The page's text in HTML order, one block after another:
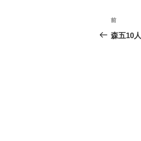
投
稿
前
の
前
森五10人